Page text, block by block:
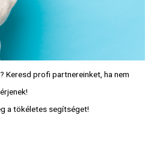
Keresd profi partnereinket, ha nem
a tökéletes segítséget!